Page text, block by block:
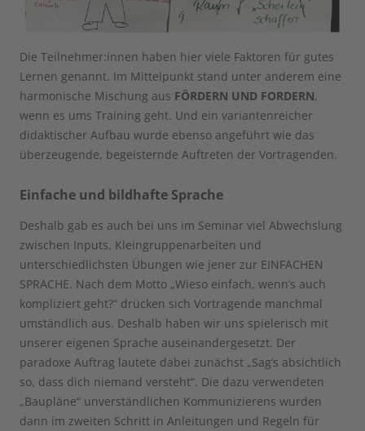
Die Teilnehmer:innen haben hier viele Faktoren für gutes
Lernen genannt. Im Mittelpunkt stand unter anderem eine
harmonische Mischung aus FÖRDERN UND FORDERN,
wenn es ums Training geht. Und ein variantenreicher
didaktischer Aufbau wurde ebenso angeführt wie das
überzeugende, begeisternde Auftreten der Vortragenden.
Einfache und bildhafte Sprache
Deshalb gab es auch bei uns im Seminar viel Abwechslung
zwischen Inputs, Kleingruppenarbeiten und
unterschiedlichsten Übungen wie jener zur EINFACHEN
SPRACHE. Nach dem Motto „Wieso einfach, wenn’s auch
kompliziert geht?“ drücken sich Vortragende manchmal
umständlich aus. Deshalb haben wir uns spielerisch mit
unserer eigenen Sprache auseinandergesetzt. Der
paradoxe Auftrag lautete dabei zunächst „Sag’s absichtlich
so, dass dich niemand versteht“. Die dazu verwendeten
„Baupläne“ unverständlichen Kommunizierens wurden
dann im zweiten Schritt in Anleitungen und Regeln für